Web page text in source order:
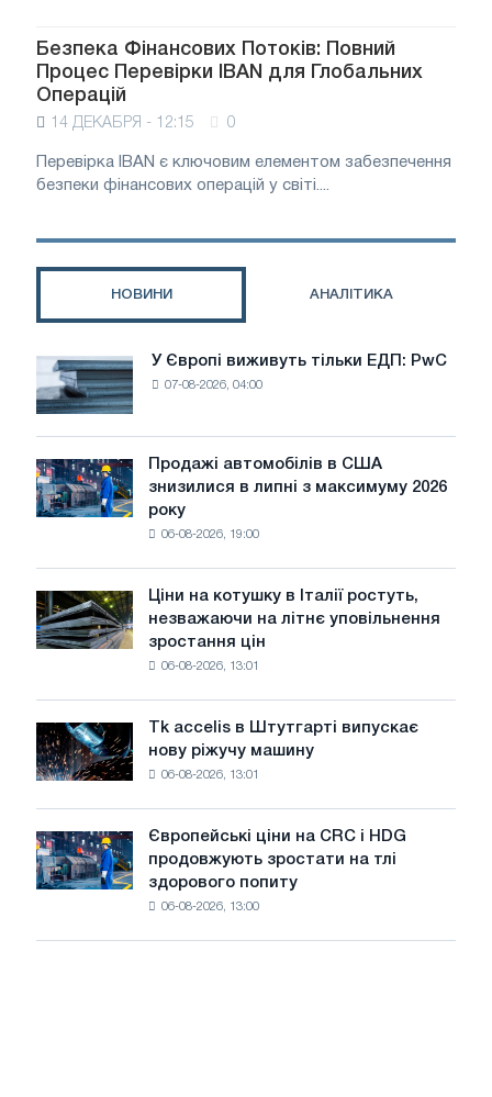
Безпека Фінансових Потоків: Повний
Процес Перевірки IBAN для Глобальних
Операцій
14 ДЕКАБРЯ - 12:15 0
Перевірка IBAN є ключовим елементом забезпечення
безпеки фінансових операцій у світі....
НОВИНИ АНАЛІТИКА
Європі
виживуть
тільки
ЕДП:
PwC
У Європі виживуть тільки ЕДП: PwC
07-08-2026, 04:00
Продажі
автомобілів
в
липні
з
року
Продажі автомобілів в США
знизилися в липні з максимуму 2026
року
06-08-2026, 19:00
Ціни
на
котушку
незважаючи
на
уповільнення
зростання
цін
Ціни на котушку в Італії ростуть,
незважаючи на літнє уповільнення
зростання цін
06-08-2026, 13:01
Tk
accelis
в
нову
ріжучу
Tk accelis в Штутгарті випускає
нову ріжучу машину
06-08-2026, 13:01
Європейські
ціни
на
Європейські ціни на CRC і HDG
продовжують зростати на тлі
здорового попиту
06-08-2026, 13:00